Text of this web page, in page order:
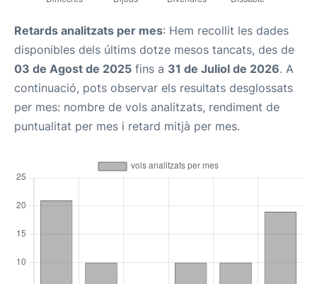
Retards analitzats per mes: Hem recollit les dades
disponibles dels últims dotze mesos tancats, des de
03 de Agost de 2025 fins a 31 de Juliol de 2026. A
continuació, pots observar els resultats desglossats
per mes: nombre de vols analitzats, rendiment de
puntualitat per mes i retard mitjà per mes.